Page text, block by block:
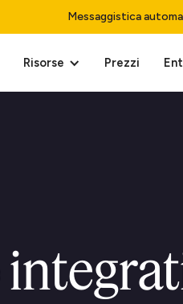
Messaggistica
Risorse Prezzi